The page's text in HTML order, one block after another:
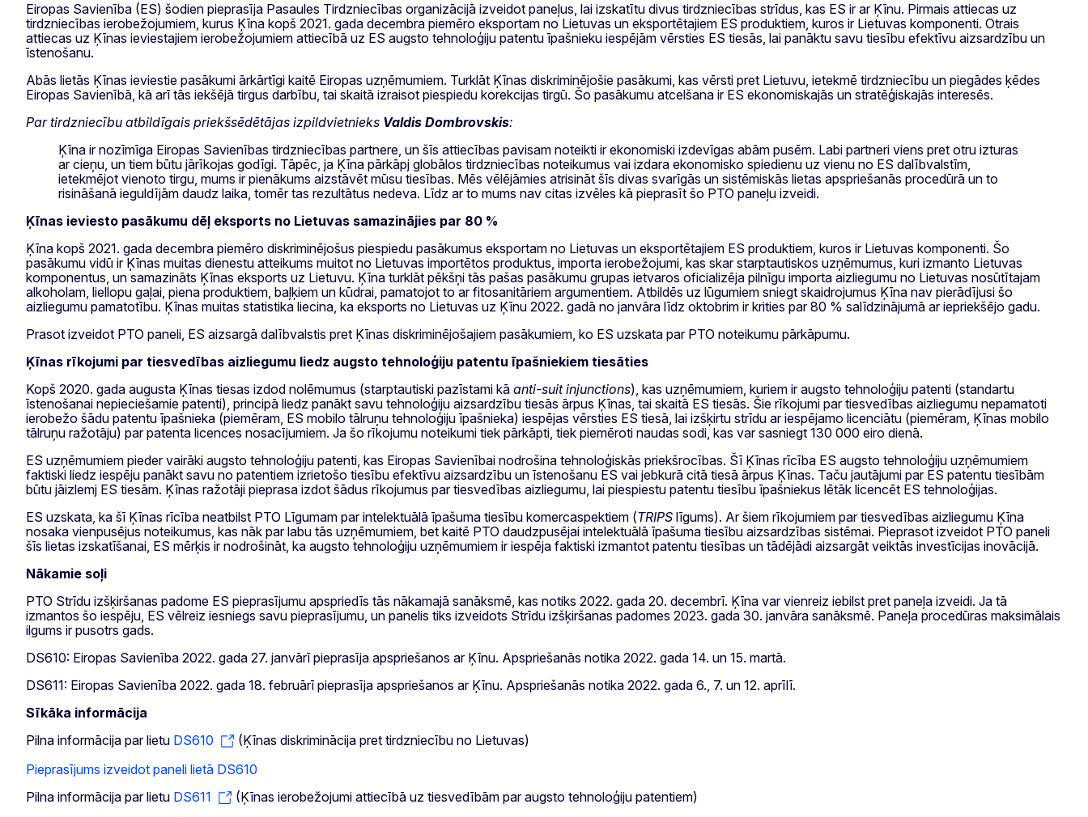
Eiropas Savienība (ES) šodien pieprasīja Pasaules Tirdzniecības organizācijā izveidot paneļus, lai izskatītu divus tirdzniecības strīdus, kas ES ir ar Ķīnu. Pirmais attiecas uz
tirdzniecības ierobežojumiem, kurus Ķīna kopš 2021. gada decembra piemēro eksportam no Lietuvas un eksportētajiem ES produktiem, kuros ir Lietuvas komponenti. Otrais
attiecas uz Ķīnas ieviestajiem ierobežojumiem attiecībā uz ES augsto tehnoloģiju patentu īpašnieku iespējām vērsties ES tiesās, lai panāktu savu tiesību efektīvu aizsardzību un
īstenošanu.
Abās lietās Ķīnas ieviestie pasākumi ārkārtīgi kaitē Eiropas uzņēmumiem. Turklāt Ķīnas diskriminējošie pasākumi, kas vērsti pret Lietuvu, ietekmē tirdzniecību un piegādes ķēdes
Eiropas Savienībā, kā arī tās iekšējā tirgus darbību, tai skaitā izraisot piespiedu korekcijas tirgū. Šo pasākumu atcelšana ir ES ekonomiskajās un stratēģiskajās interesēs.
Par tirdzniecību atbildīgais priekšsēdētājas izpildvietnieks Valdis Dombrovskis:
Ķīna ir nozīmīga Eiropas Savienības tirdzniecības partnere, un šīs attiecības pavisam noteikti ir ekonomiski izdevīgas abām pusēm. Labi partneri viens pret otru izturas
ar cieņu, un tiem būtu jārīkojas godīgi. Tāpēc, ja Ķīna pārkāpj globālos tirdzniecības noteikumus vai izdara ekonomisko spiedienu uz vienu no ES dalībvalstīm,
ietekmējot vienoto tirgu, mums ir pienākums aizstāvēt mūsu tiesības. Mēs vēlējāmies atrisināt šīs divas svarīgās un sistēmiskās lietas apspriešanās procedūrā un to
risināšanā ieguldījām daudz laika, tomēr tas rezultātus nedeva. Līdz ar to mums nav citas izvēles kā pieprasīt šo PTO paneļu izveidi.
Ķīnas ieviesto pasākumu dēļ eksports no Lietuvas samazinājies par 80 %
Ķīna kopš 2021. gada decembra piemēro diskriminējošus piespiedu pasākumus eksportam no Lietuvas un eksportētajiem ES produktiem, kuros ir Lietuvas komponenti. Šo
pasākumu vidū ir Ķīnas muitas dienestu atteikums muitot no Lietuvas importētos produktus, importa ierobežojumi, kas skar starptautiskos uzņēmumus, kuri izmanto Lietuvas
komponentus, un samazināts Ķīnas eksports uz Lietuvu. Ķīna turklāt pēkšņi tās pašas pasākumu grupas ietvaros oficializēja pilnīgu importa aizliegumu no Lietuvas nosūtītajam
alkoholam, liellopu gaļai, piena produktiem, baļķiem un kūdrai, pamatojot to ar fitosanitāriem argumentiem. Atbildēs uz lūgumiem sniegt skaidrojumus Ķīna nav pierādījusi šo
aizliegumu pamatotību. Ķīnas muitas statistika liecina, ka eksports no Lietuvas uz Ķīnu 2022. gadā no janvāra līdz oktobrim ir krities par 80 % salīdzinājumā ar iepriekšējo gadu.
Prasot izveidot PTO paneli, ES aizsargā dalībvalstis pret Ķīnas diskriminējošajiem pasākumiem, ko ES uzskata par PTO noteikumu pārkāpumu.
Ķīnas rīkojumi par tiesvedības aizliegumu liedz augsto tehnoloģiju patentu īpašniekiem tiesāties
Kopš 2020. gada augusta Ķīnas tiesas izdod nolēmumus (starptautiski pazīstami kā anti-suit injunctions), kas uzņēmumiem, kuriem ir augsto tehnoloģiju patenti (standartu
īstenošanai nepieciešamie patenti), principā liedz panākt savu tehnoloģiju aizsardzību tiesās ārpus Ķīnas, tai skaitā ES tiesās. Šie rīkojumi par tiesvedības aizliegumu nepamatoti
ierobežo šādu patentu īpašnieka (piemēram, ES mobilo tālruņu tehnoloģiju īpašnieka) iespējas vērsties ES tiesā, lai izšķirtu strīdu ar iespējamo licenciātu (piemēram, Ķīnas mobilo
tālruņu ražotāju) par patenta licences nosacījumiem. Ja šo rīkojumu noteikumi tiek pārkāpti, tiek piemēroti naudas sodi, kas var sasniegt 130 000 eiro dienā.
ES uzņēmumiem pieder vairāki augsto tehnoloģiju patenti, kas Eiropas Savienībai nodrošina tehnoloģiskās priekšrocības. Šī Ķīnas rīcība ES augsto tehnoloģiju uzņēmumiem
faktiski liedz iespēju panākt savu no patentiem izrietošo tiesību efektīvu aizsardzību un īstenošanu ES vai jebkurā citā tiesā ārpus Ķīnas. Taču jautājumi par ES patentu tiesībām
būtu jāizlemj ES tiesām. Ķīnas ražotāji pieprasa izdot šādus rīkojumus par tiesvedības aizliegumu, lai piespiestu patentu tiesību īpašniekus lētāk licencēt ES tehnoloģijas.
ES uzskata, ka šī Ķīnas rīcība neatbilst PTO Līgumam par intelektuālā īpašuma tiesību komercaspektiem (TRIPS līgums). Ar šiem rīkojumiem par tiesvedības aizliegumu Ķīna
nosaka vienpusējus noteikumus, kas nāk par labu tās uzņēmumiem, bet kaitē PTO daudzpusējai intelektuālā īpašuma tiesību aizsardzības sistēmai. Pieprasot izveidot PTO paneli
šīs lietas izskatīšanai, ES mērķis ir nodrošināt, ka augsto tehnoloģiju uzņēmumiem ir iespēja faktiski izmantot patentu tiesības un tādējādi aizsargāt veiktās investīcijas inovācijā.
Nākamie soļi
PTO Strīdu izšķiršanas padome ES pieprasījumu apspriedīs tās nākamajā sanāksmē, kas notiks 2022. gada 20. decembrī. Ķīna var vienreiz iebilst pret paneļa izveidi. Ja tā
izmantos šo iespēju, ES vēlreiz iesniegs savu pieprasījumu, un panelis tiks izveidots Strīdu izšķiršanas padomes 2023. gada 30. janvāra sanāksmē. Paneļa procedūras maksimālais
ilgums ir pusotrs gads.
DS610: Eiropas Savienība 2022. gada 27. janvārī pieprasīja apspriešanos ar Ķīnu. Apspriešanās notika 2022. gada 14. un 15. martā.
DS611: Eiropas Savienība 2022. gada 18. februārī pieprasīja apspriešanos ar Ķīnu. Apspriešanās notika 2022. gada 6., 7. un 12. aprīlī.
Sīkāka informācija
Pilna informācija par lietu DS610
(Ķīnas diskriminācija pret tirdzniecību no Lietuvas)
Pieprasījums izveidot paneli lietā DS610
Pilna informācija par lietu DS611 (Ķīnas ierobežojumi attiecībā uz tiesvedībām par augsto tehnoloģiju patentiem)